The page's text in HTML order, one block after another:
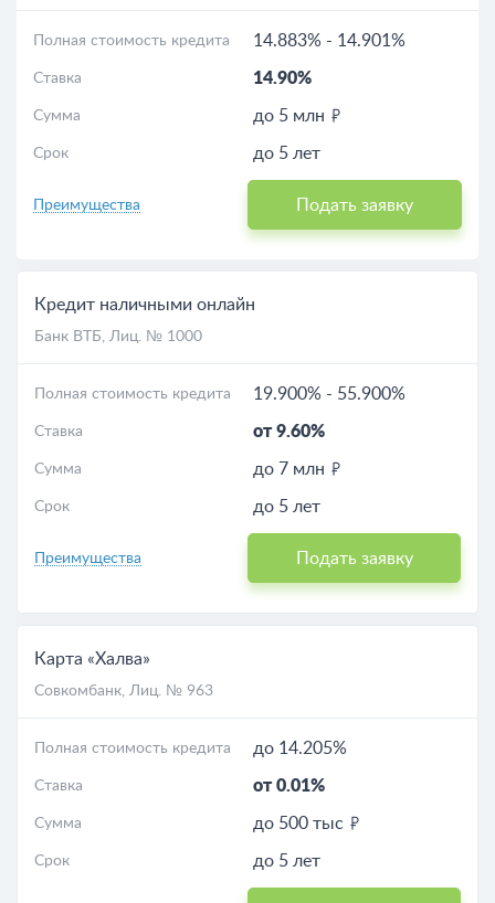
Полная стоимость кредита 14.883% - 14.901%
Ставка 14.90%
Сумма до 5 млн
Срок до 5 лет
Преимущества Подать заявку
Кредит наличными онлайн
Банк ВТБ, Лиц. № 1000
Полная стоимость кредита 19.900% - 55.900%
Ставка от 9.60%
Сумма до 7 млн
Срок до 5 лет
Преимущества Подать заявку
Карта «Халва»
Совкомбанк, Лиц. № 963
Полная стоимость кредита до 14.205%
Ставка от 0.01%
Сумма до 500 тыс
Срок до 5 лет